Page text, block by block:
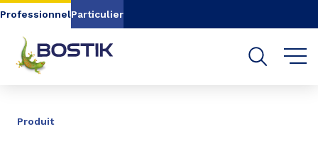
Aller au contenu
Aller au menu
Aller à la recherche
ProfessionnelParticulier
Produit